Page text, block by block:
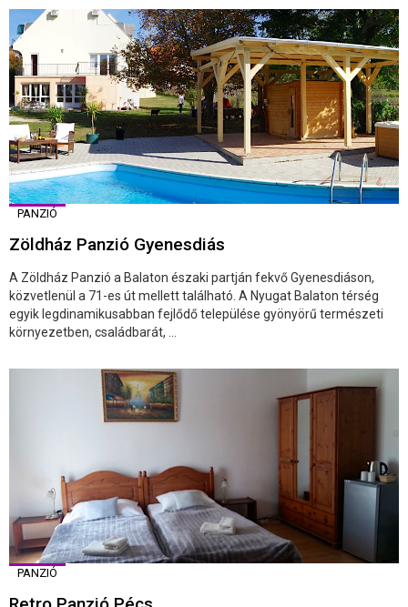
PANZIÓ
Zöldház Panzió Gyenesdiás
A Zöldház Panzió a Balaton északi partján fekvő Gyenesdiáson,
közvetlenül a 71-es út mellett található. A Nyugat Balaton térség
egyik legdinamikusabban fejlődő települése gyönyörű természeti
környezetben, családbarát, ...
PANZIÓ